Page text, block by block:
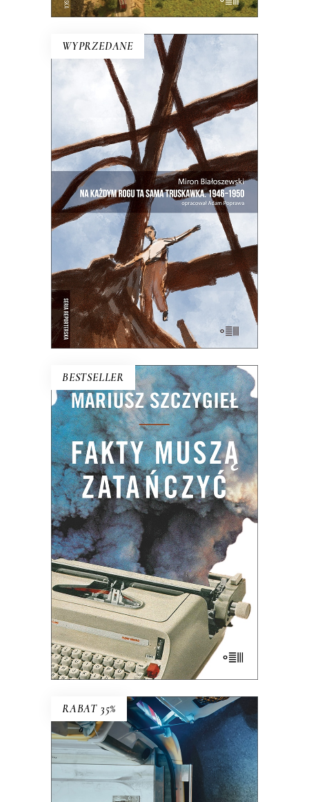
WYPRZEDANE
E-BOOK DO KOSZYKA
NA KAŻDYM ROGU TA SAMA
TRUSKAWKA
Zupełnie nowe miasto. Jakaś inna
Warszawa na starych śmieciach. Skąd
się wzięła?
50.00zł 25.00zł
BESTSELLER
E-BOOK DO KOSZYKA
FAKTY MUSZĄ ZATAŃCZYĆ
Dlaczego bez szczegółu nie ma ogółu?
Czym różni się fakt od faktu podanego
czytelnikom? Czy na pewno Z zimną
krwią Trumana Capote’a jest pierwszą
powieścią non-fiction? Do czego może
służyć reporterowi bardzo długi szalik?
Dlaczego Hanna Krall jest Mondrianem
reportażu, a nie […]
55.00zł 35.75zł
KSIĄŻKA DO KOSZYKA
RABAT 35%
POGO